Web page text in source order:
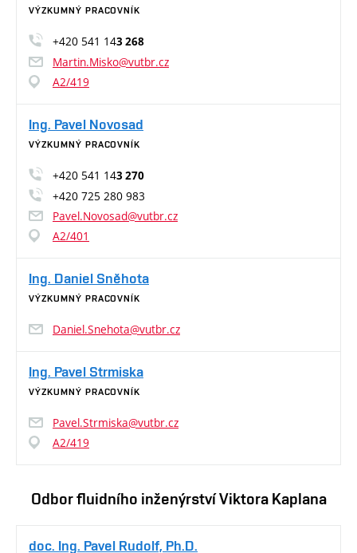
VÝZKUMNÝ PRACOVNÍK
+420 541 143 268
Martin.Misko@vutbr.cz
A2/419
Ing. Pavel Novosad
VÝZKUMNÝ PRACOVNÍK
+420 541 143 270
+420 725 280 983
Pavel.Novosad@vutbr.cz
A2/401
Ing. Daniel Sněhota
VÝZKUMNÝ PRACOVNÍK
Daniel.Snehota@vutbr.cz
Ing. Pavel Strmiska
VÝZKUMNÝ PRACOVNÍK
Pavel.Strmiska@vutbr.cz
A2/419
Odbor fluidního inženýrství Viktora Kaplana
doc. Ing. Pavel Rudolf, Ph.D.